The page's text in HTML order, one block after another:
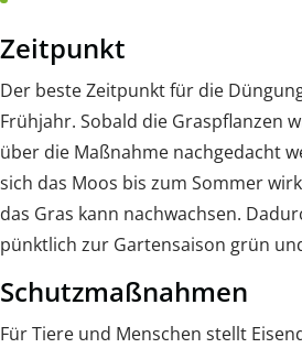
Zeitpunkt
Der beste Zeitpunkt für die
Frühjahr. Sobald die Graspflanzen
über die Maßnahme nachgedacht
sich das Moos bis zum Sommer
das Gras kann nachwachsen.
pünktlich zur Gartensaison grün
Schutzmaßnahmen
Für Tiere und Menschen stellt